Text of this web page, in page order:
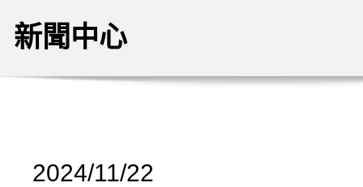
新聞中心
2024/11/22